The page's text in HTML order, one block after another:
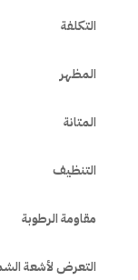
التكلفة
المظهر
المتانة
التنظيف
مقاومة الرطوبة
التعرض لأشعة